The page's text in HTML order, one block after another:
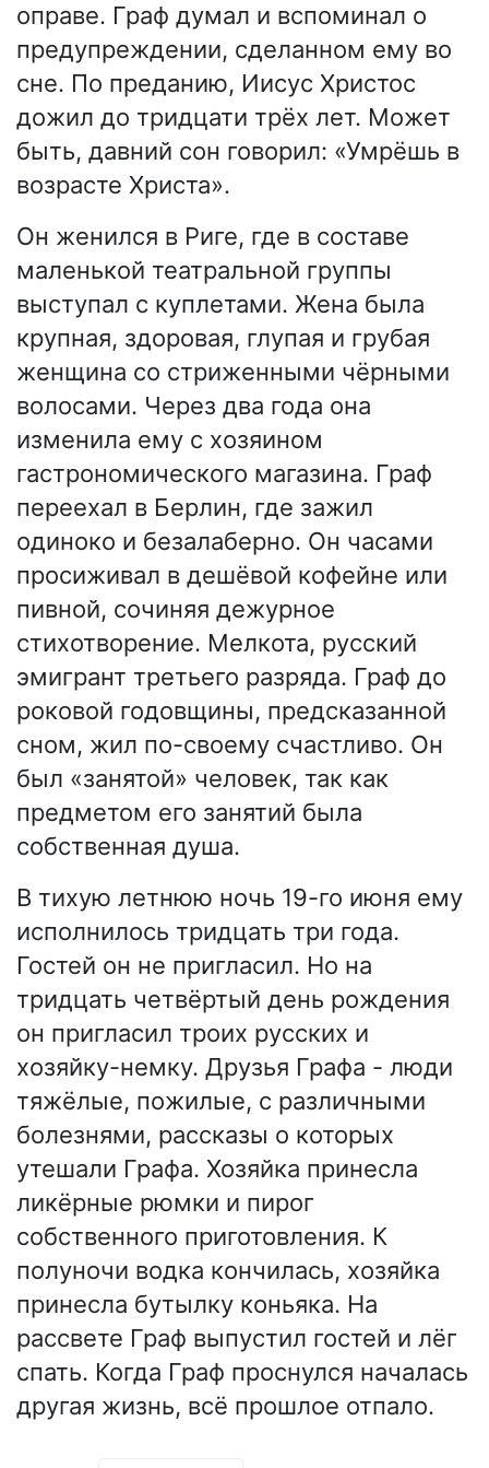
оправе. Граф думал и вспоминал о
предупреждении, сделанном ему во
сне. По преданию, Иисус Христос
дожил до тридцати трёх лет. Может
быть, давний сон говорил: «Умрёшь в
возрасте Христа».
Он женился в Риге, где в составе
маленькой театральной группы
выступал с куплетами. Жена была
крупная, здоровая, глупая и грубая
женщина со стриженными чёрными
волосами. Через два года она
изменила ему с хозяином
гастрономического магазина. Граф
переехал в Берлин, где зажил
одиноко и безалаберно. Он часами
просиживал в дешёвой кофейне или
пивной, сочиняя дежурное
стихотворение. Мелкота, русский
эмигрант третьего разряда. Граф до
роковой годовщины, предсказанной
сном, жил по-своему счастливо. Он
был «занятой» человек, так как
предметом его занятий была
собственная душа.
В тихую летнюю ночь 19-го июня ему
исполнилось тридцать три года.
Гостей он не пригласил. Но на
тридцать четвёртый день рождения
он пригласил троих русских и
хозяйку-немку. Друзья Графа - люди
тяжёлые, пожилые, с различными
болезнями, рассказы о которых
утешали Графа. Хозяйка принесла
ликёрные рюмки и пирог
собственного приготовления. К
полуночи водка кончилась, хозяйка
принесла бутылку коньяка. На
рассвете Граф выпустил гостей и лёг
спать. Когда Граф проснулся началась
другая жизнь, всё прошлое отпало.